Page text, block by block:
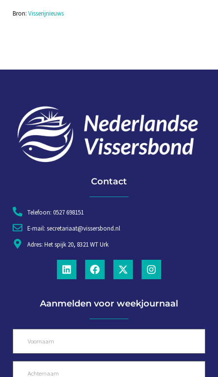
Bron: Visserijnieuws
Contact
Telefoon: 0527 698151
E-mail: secretariaat@vissersbond.nl
Adres: Het spijk 20, 8321 WT Urk
Aanmelden voor weekjournaal